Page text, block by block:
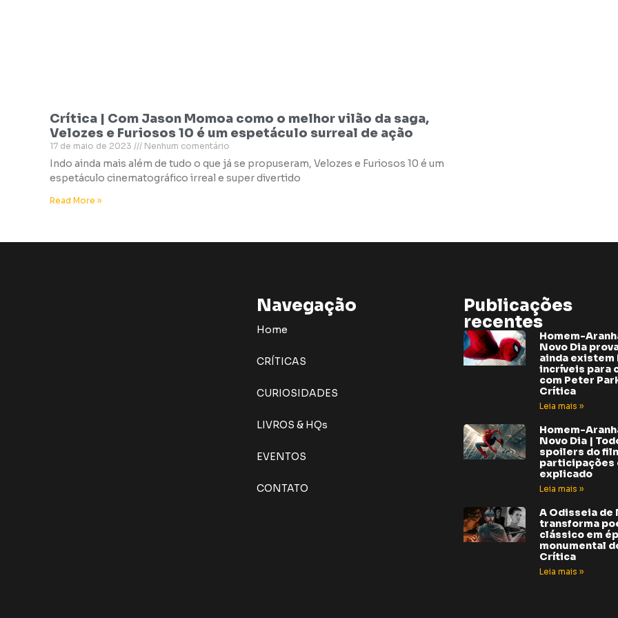
Crítica | Com Jason Momoa como o melhor vilão da saga,
Velozes e Furiosos 10 é um espetáculo surreal de ação
17 de maio de 2023 Nenhum comentário
Indo ainda mais além de tudo o que já se propuseram, Velozes e Furiosos 10 é um
espetáculo cinematográfico irreal e super divertido
Read More »
Navegação
Home
CRÍTICAS
CURIOSIDADES
LIVROS & HQs
EVENTOS
CONTATO
Publicações
recentes
Homem-
Novo Dia
ainda
incríveis para
com Peter
Crítica
Leia mais »
Homem-
Novo Dia |
spoilers do
participações
explicado
Leia mais »
A Odisseia de
transforma
clássico em
monumental
Crítica
Leia mais »